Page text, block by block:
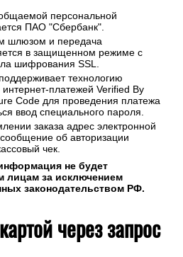
персональной
ПАО "Сбербанк".
шлюзом и передача
в защищенном режиме с
шифрования SSL.
технологию
платежей Verified By
Code для проведения платежа
ввод специального пароля.
заказа адрес электронной
об авторизации
чек.
не будет
лицам за исключением
законодательством РФ.
через запрос